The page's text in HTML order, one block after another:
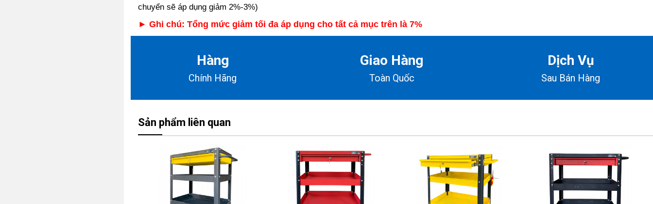
chuyển sẽ áp dụng giảm 2%-3%)
► Ghi chú: Tổng mức giảm tối đa áp dụng cho tất cả mục trên là 7%
Hàng
Chính Hãng
Giao Hàng
Toàn Quốc
Dịch Vụ
Sau Bán Hàng
Sản phẩm liên quan